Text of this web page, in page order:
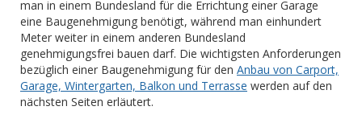
man in einem Bundesland für die Errichtung einer Garage
eine Baugenehmigung benötigt, während man einhundert
Meter weiter in einem anderen Bundesland
genehmigungsfrei bauen darf. Die wichtigsten Anforderungen
bezüglich einer Baugenehmigung für den Anbau von Carport,
Garage, Wintergarten, Balkon und Terrasse werden auf den
nächsten Seiten erläutert.